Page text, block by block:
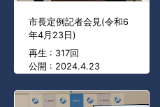
市長定例記者会見(令和6
年4月23日)
再生 : 317回
公開 : 2024.4.23